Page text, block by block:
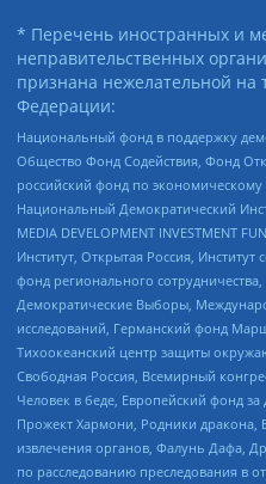
* Перечень иностранных и
неправительственных
признана нежелательной на
Федерации:
Национальный фонд в поддержку
Общество Фонд Содействия, Фонд
российский фонд по
Национальный Демократический
MEDIA DEVELOPMENT INVESTMENT
Институт, Открытая Россия,
фонд регионального
Демократические Выборы,
исследований, Германский фонд
Тихоокеанский центр защиты
Свободная Россия, Всемирный
Человек в беде, Европейский фонд
Прожект Хармони, Родники дракона,
извлечения органов, Фалунь Дафа,
по расследованию преследования в